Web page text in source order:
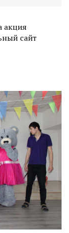
акция
сайт